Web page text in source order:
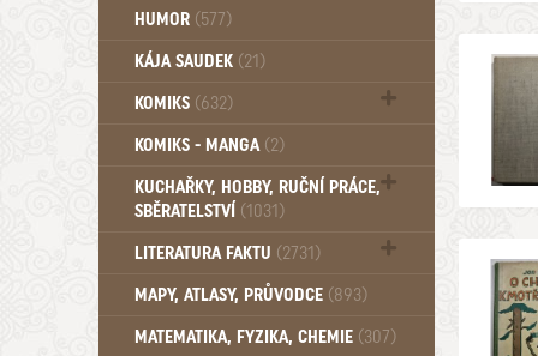
Mytologie, Mýty, Báje, Pověsti (203)
HUMOR (577)
KÁJA SAUDEK (21)
KOMIKS (632)
Komiks - Čtyřlístek (232)
KOMIKS - MANGA (2)
KUCHAŘKY, HOBBY, RUČNÍ PRÁCE,
SBĚRATELSTVÍ (1031)
Dům a byt (102)
LITERATURA FAKTU (2731)
Katalogy (503)
MAPY, ATLASY, PRŮVODCE (893)
MATEMATIKA, FYZIKA, CHEMIE (307)